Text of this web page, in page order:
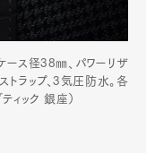
ース径38㎜、パワーリザ
トラップ、3気圧防水。各
ィック 銀座）